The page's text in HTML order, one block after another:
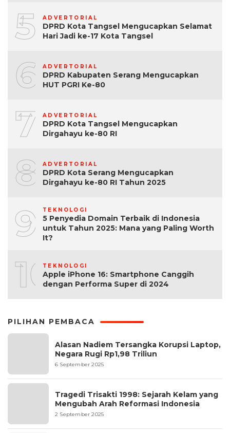
5 ADVERTORIAL
DPRD Kota Tangsel Mengucapkan Selamat
Hari Jadi ke-17 Kota Tangsel
6 ADVERTORIAL
DPRD Kabupaten Serang Mengucapkan
HUT PGRI Ke-80
7 ADVERTORIAL
DPRD Kota Tangsel Mengucapkan
Dirgahayu ke-80 RI
8 ADVERTORIAL
DPRD Kota Serang Mengucapkan
Dirgahayu ke-80 RI Tahun 2025
9 TEKNOLOGI
5 Penyedia Domain Terbaik di Indonesia
untuk Tahun 2025: Mana yang Paling Worth
It?
10TEKNOLOGI
Apple iPhone 16: Smartphone Canggih
dengan Performa Super di 2024
PILIHAN PEMBACA
Alasan Nadiem Tersangka Korupsi Laptop,
Negara Rugi Rp1,98 Triliun
6 September 2025
Tragedi Trisakti 1998: Sejarah Kelam yang
Mengubah Arah Reformasi Indonesia
2 September 2025